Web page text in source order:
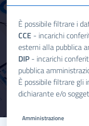
È possibile filtrare i
CCE - incarichi
esterni alla pubblica
DIP - incarichi
pubblica
È possibile filtrare gli
dichiarante e/o
Amministrazione